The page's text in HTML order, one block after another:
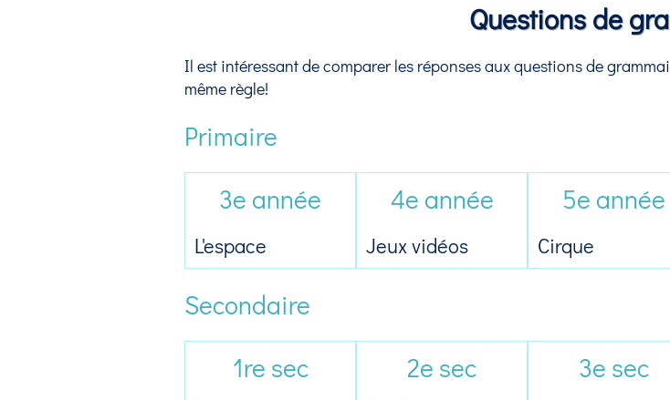
Questions de
Il est intéressant de comparer les réponses aux questions de
même règle!
Primaire
3e année
L'espace
4e année
Jeux vidéos
5e année
Cirque
Secondaire
1re sec
2e sec 3e sec